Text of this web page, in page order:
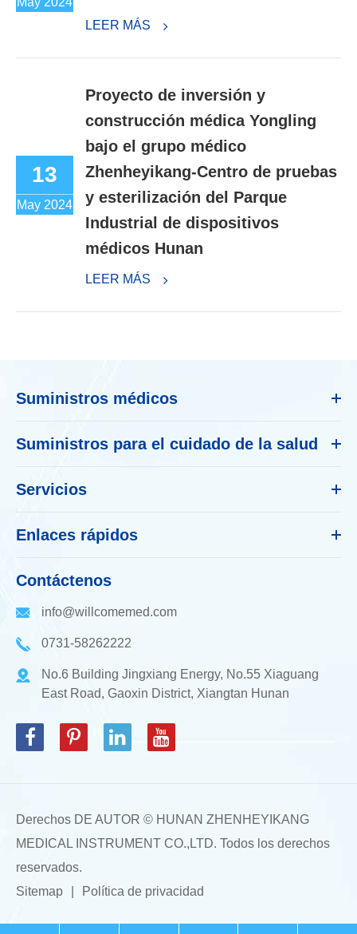
LEER MÁS
13
May 2024
Proyecto de inversión y
construcción médica Yongling
bajo el grupo médico
Zhenheyikang-Centro de pruebas
y esterilización del Parque
Industrial de dispositivos
médicos Hunan
LEER MÁS
Suministros médicos
Suministros para el cuidado de la salud
Servicios
Enlaces rápidos
Contáctenos
info@willcomemed.com
0731-58262222
No.6 Building Jingxiang Energy, No.55 Xiaguang
East Road, Gaoxin District, Xiangtan Hunan
Derechos DE AUTOR © HUNAN ZHENHEYIKANG
MEDICAL INSTRUMENT CO.,LTD. Todos los derechos
reservados.
Sitemap
Política de privacidad